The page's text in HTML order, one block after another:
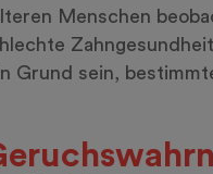
Menschen
Grund sein,